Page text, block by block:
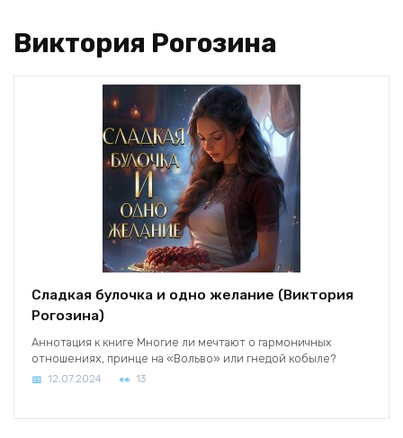
Виктория Рогозина
Сладкая булочка и одно желание (Виктория
Рогозина)
Аннотация к книге Многие ли мечтают о гармоничных
отношениях, принце на «Вольво» или гнедой кобыле?
12.07.2024 13